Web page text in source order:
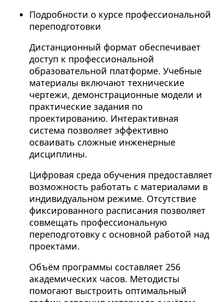
Подробности о курсе профессиональной
переподготовки
Дистанционный формат обеспечивает
доступ к профессиональной
образовательной платформе. Учебные
материалы включают технические
чертежи, демонстрационные модели и
практические задания по
проектированию. Интерактивная
система позволяет эффективно
осваивать сложные инженерные
дисциплины.
Цифровая среда обучения предоставляет
возможность работать с материалами в
индивидуальном режиме. Отсутствие
фиксированного расписания позволяет
совмещать профессиональную
переподготовку с основной работой над
проектами.
Объём программы составляет 256
академических часов. Методисты
помогают выстроить оптимальный